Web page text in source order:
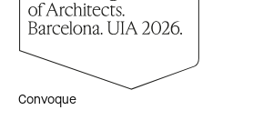
Convoque